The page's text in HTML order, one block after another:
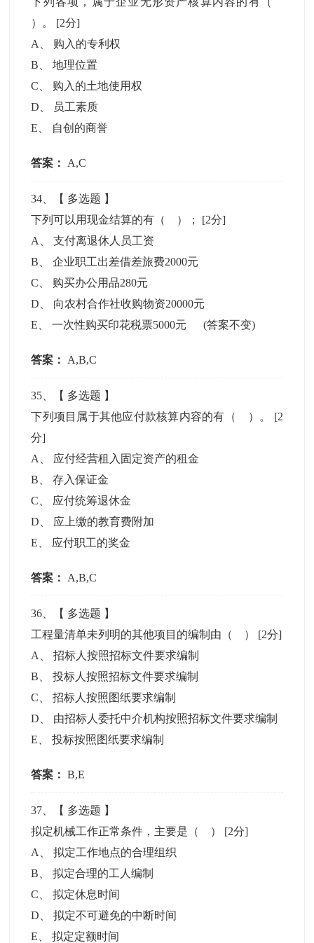
）。 [2分]
A
购入的专利权
B 、地理位置
C
购入的土地使用权
D
员工素质
E
自创的商誉
答案： A,C
34 、【 多选题 】
下列可以用现金结算的有（ ）； [2分]
A
、支付离退休人员工资
B 、企业职工出差借差旅费2000元
C
购买办公用品280元
D
向农村合作社收购物资20000元
E 、一次性购买印花税票5000元 (答案不变)
答案： A,B,C
35 、【 多选题 】
下列项目属于其他应付款核算内容的有（ ）。 [2
分]
A
应付经营租入固定资产的租金
B 、存入保证金
C
应付统筹退休金
D
应上缴的教育费附加
E
应付职工的奖金
答案： A,B,C
36 、【 多选题 】
工程量清单未列明的其他项目的编制由（ ） [2分]
A
、招标人按照招标文件要求编制
B 、投标人按照招标文件要求编制
C 、招标人按照图纸要求编制
D
由招标人委托中介机构按照招标文件要求编制
E 、投标按照图纸要求编制
答案： B,E
37 、【 多选题 】
拟定机械工作正常条件，主要是（ ） [2分]
A
、拟定工作地点的合理组织
B 、拟定合理的工人编制
C 、拟定休息时间
D 、拟定不可避免的中断时间
E 、拟定定额时间